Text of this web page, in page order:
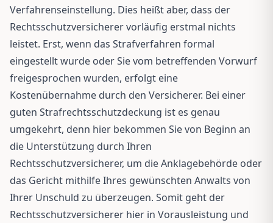
Verfahrenseinstellung. Dies heißt aber, dass der
Rechtsschutzversicherer vorläufig erstmal nichts
leistet. Erst, wenn das Strafverfahren formal
eingestellt wurde oder Sie vom betreffenden Vorwurf
freigesprochen wurden, erfolgt eine
Kostenübernahme durch den Versicherer. Bei einer
guten Strafrechtsschutzdeckung ist es genau
umgekehrt, denn hier bekommen Sie von Beginn an
die Unterstützung durch Ihren
Rechtsschutzversicherer, um die Anklagebehörde oder
das Gericht mithilfe Ihres gewünschten Anwalts von
Ihrer Unschuld zu überzeugen. Somit geht der
Rechtsschutzversicherer hier in Vorausleistung und